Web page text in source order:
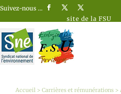
Suivez-nous …
site de la FSU
Accueil >Carrières et rémunérations >